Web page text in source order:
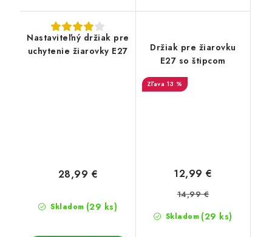
Nastaviteľný držiak pre
uchytenie žiarovky E27
Skladom (29 ks)
28,99 €
Držiak pre žiarovku
E27 so štipcom
13 %
Skladom (29 ks)
12,99 €
14,99 €